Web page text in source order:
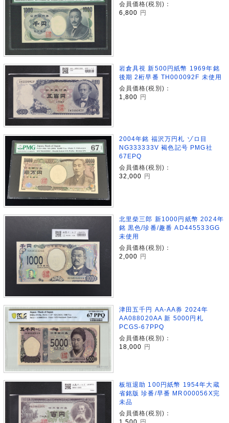
会員価格(税別)：
6,800
円
岩倉具視 新500円紙幣 1969年銘
後期 2桁早番 TH000092F 未使用
会員価格(税別)：
1,800 円
2004年銘 福沢万円札 ゾロ目
NG333333V 褐色記号 PMG社
67EPQ
会員価格(税別)：
32,000
円
北里柴三郎 新1000円紙幣 2024年
銘 黒色/珍番/趣番 AD445533GG
未使用
会員価格(税別)：
2,000
円
津田五千円 AA-AA券 2024年
AA088020AA 新 5000円札
PCGS-67PPQ
会員価格(税別)：
18,000
円
板垣退助 100円紙幣 1954年大蔵
省銘版 珍番/早番 MR000056X完
未品
会員価格(税別)：